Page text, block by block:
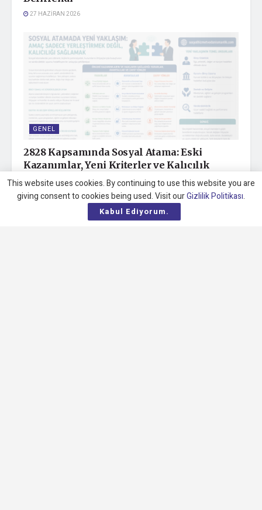
27 HAZIRAN 2026
GENEL
2828 Kapsamında Sosyal Atama: Eski
Kazanımlar, Yeni Kriterler ve Kalıcılık
Tartışması
25 MAYIS 2026
This website uses cookies. By continuing to use this website you are
giving consent to cookies being used. Visit ourGizlilik Politikası.
Kabul Ediyorum.